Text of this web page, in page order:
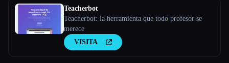
Teacherbot
Teacherbot: la herramienta que todo profesor se
merece
VISITA